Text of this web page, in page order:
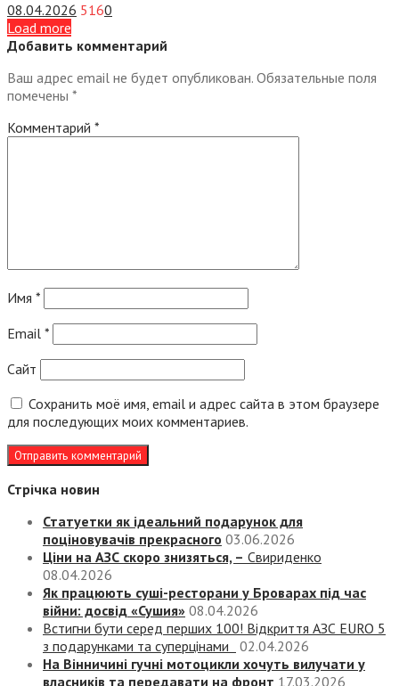
08.04.2026 5160
Load more
Добавить комментарий
Ваш адрес email не будет опубликован. Обязательные поля
помечены *
Комментарий *
Имя *
Email *
Сайт
Сохранить моё имя, email и адрес сайта в этом браузере
для последующих моих комментариев.
Стрічка новин
Статуетки як ідеальний подарунок для
поціновувачів прекрасного 03.06.2026
Ціни на АЗС скоро знизяться, – Свириденко
08.04.2026
Як працюють суші-ресторани у Броварах під час
війни: досвід «Сушия» 08.04.2026
Встигни бути серед перших 100! Відкриття АЗС EURO 5
з подарунками та суперцінами
02.04.2026
На Вінничині гучні мотоцикли хочуть вилучати у
власників та передавати на фронт 17.03.2026